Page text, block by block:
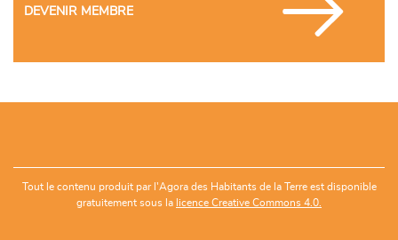
DEVENIR MEMBRE
Tout le contenu produit par l'Agora des Habitants de la Terre est disponible
gratuitement sous la licence Creative Commons 4.0.